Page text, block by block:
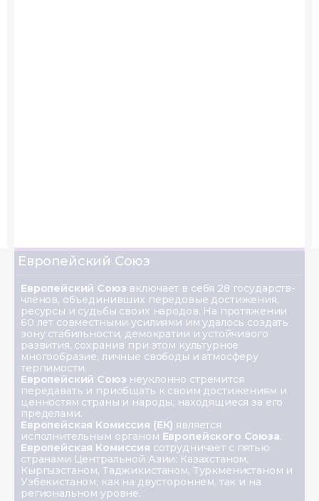
Европейский Союз
Европейский Союз включает в себя 28 государств-
членов, объединивших передовые достижения,
ресурсы и судьбы своих народов. На протяжении
60 лет совместными усилиями им удалось создать
зону стабильности, демократии и устойчивого
развития, сохранив при этом культурное
многообразие, личные свободы и атмосферу
терпимости.
Европейский Союз неуклонно стремится
передавать и приобщать к своим достижениям и
ценностям страны и народы, находящиеся за его
пределами.
Европейская Комиссия (ЕК) является
исполнительным органом Европейского Союза.
Европейская Комиссия сотрудничает с пятью
странами Центральной Азии: Казахстаном,
Кыргызстаном, Таджикистаном, Туркменистаном и
Узбекистаном, как на двустороннем, так и на
региональном уровне.